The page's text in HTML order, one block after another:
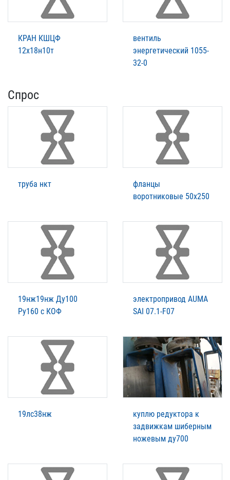
КРАН КШЦФ
12х18н10т
вентиль
энергетический 1055-
32-0
Спрос
труба нкт
фланцы
воротниковые 50х250
19нж19нж Ду100
Ру160 с КОФ
электропривод AUMA
SAI 07.1-F07
19лс38нж
куплю редуктора к
задвижкам шиберным
ножевым ду700